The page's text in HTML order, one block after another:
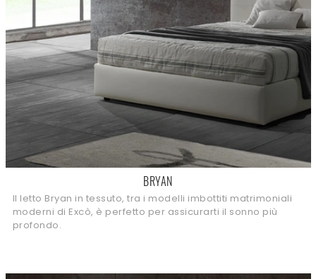
BRYAN
Il letto Bryan in tessuto, tra i modelli imbottiti matrimoniali
moderni di Excò, è perfetto per assicurarti il sonno più
profondo.